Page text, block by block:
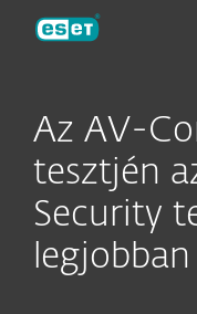
Az AV-
tesztjén
Security
legjobban
ESET